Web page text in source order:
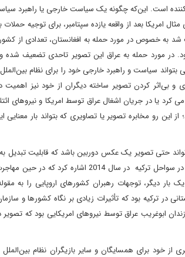
است. این‌که چگونه یک سیاست خارجی یا راهبرد
بعد از واقعه یازده سپتامبر، برای توجیه حملات
شد به خصوص در مورد حمله به افغانستان، تعدادی از
در مورد حمله به عراق این تصویر تاحدی تضعیف شده
سیاست و راهبرد خارجی خود را برای نظام بین‌الملل
کردن تصویر ساخته دیگران از خود نیز اهمیت
یا در جریان اشغال عراق توسط امریکا و نیروهای
رو مخابره تصویر یا تصاویری که بتواند بار معنایی
حتی تصویر یک عکس دوربین باشد که قابلیت تبدیل
بین‌الملل‌ دارد. در این راستا می‌توان به تصویر جسد کودک سوری به نام آلان کردی در سواحل
دیگر، توجهات رهبران کشورهای اروپایی را به
در ترکیه بود که تأثیرات زیادی بر نگاه کشورها و
ابوغریب عراق توسط نیروهای امریکایی بود که
خود برای همسایگان و سایر بازیگران نظام